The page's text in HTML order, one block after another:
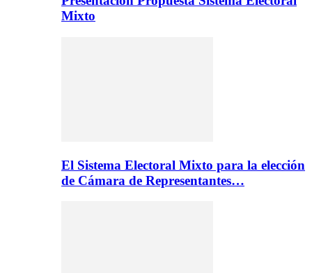
Mixto
El Sistema Electoral Mixto para la elección
de Cámara de Representantes…